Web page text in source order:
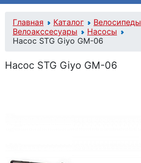
Главная Каталог
Велосипеды
Велоакссесуары
Насосы
Насос STG Giyo GM-06
Насос STG Giyo GM-06